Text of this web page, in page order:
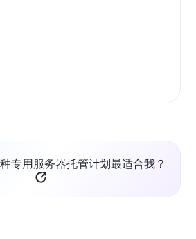
专用服务器托管计划最适合我？